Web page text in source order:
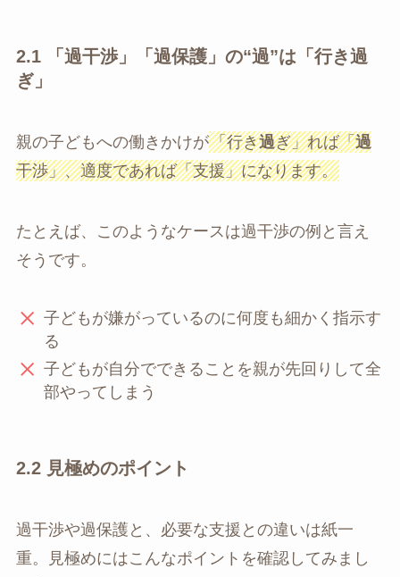
2.1
「過干渉」「過保護」の“過”は「行き過
ぎ」
親の子どもへの働きかけが「行き過ぎ」れば「過
干渉」、適度であれば「支援」になります。
たとえば、このようなケースは過干渉の例と言え
そうです。
子どもが嫌がっているのに何度も細かく指示す
る
子どもが自分でできることを親が先回りして全
部やってしまう
2.2 見極めのポイント
過干渉や過保護と、必要な支援との違いは紙一
重。見極めにはこんなポイントを確認してみまし